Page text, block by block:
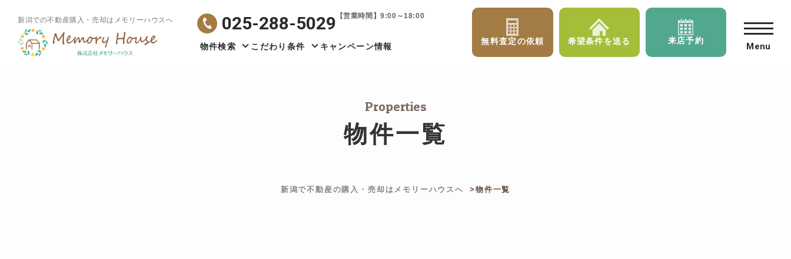
新潟での不動産購入・売却はメモリーハウスへ 025-288-5029 【営業時間】9:00～18:00
物件検索 こだわり条件 キャンペーン情報
無料査定の依頼 希望条件を送る 来店予約
Menu
Properties
物件一覧
新潟で不動産の購入・売却はメモリーハウスへ 物件一覧